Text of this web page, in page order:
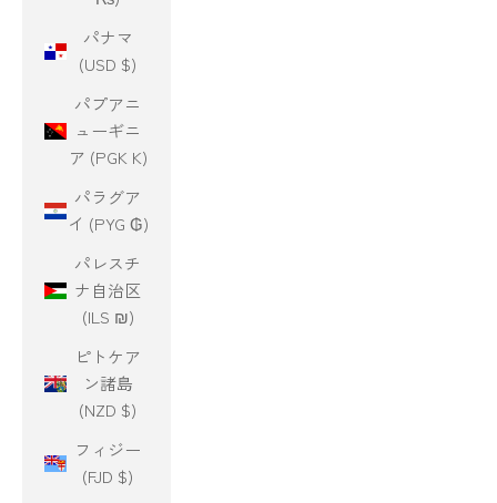
パナマ
(USD $)
パプアニ
ューギニ
ア (PGK K)
パラグア
イ (PYG ₲)
パレスチ
ナ自治区
(ILS ₪)
ピトケア
ン諸島
(NZD $)
フィジー
(FJD $)